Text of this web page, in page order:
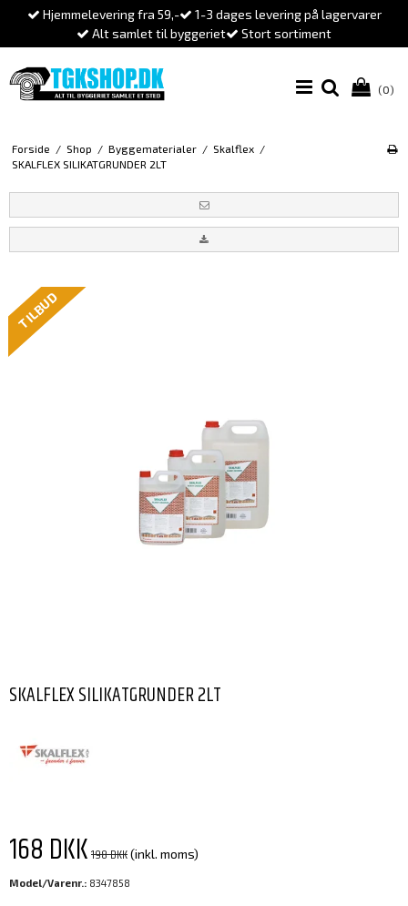
Hjemmelevering fra 59,-
1-3 dages levering på lagervarer
Alt samlet til byggeriet
Stort sortiment
(0)
Forside / Shop / Byggematerialer / Skalflex /
SKALFLEX SILIKATGRUNDER 2LT
TILBUD
SKALFLEX SILIKATGRUNDER 2LT
168 DKK198 DKK(inkl. moms)
Model/Varenr.: 8347858